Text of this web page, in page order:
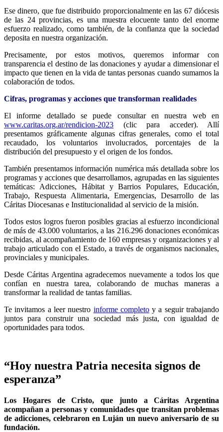
Ese dinero, que fue distribuido proporcionalmente en las 67 diócesis
de las 24 provincias, es una muestra elocuente tanto del enorme
esfuerzo realizado, como también, de la confianza que la sociedad
deposita en nuestra organización.
Precisamente, por estos motivos, queremos informar con
transparencia el destino de las donaciones y ayudar a dimensionar el
impacto que tienen en la vida de tantas personas cuando sumamos la
colaboración de todos.
Cifras, programas y acciones que transforman realidades
El informe detallado se puede consultar en nuestra web en
www.caritas.org.ar/rendicion-2023 (clic para acceder). Allí
presentamos gráficamente algunas cifras generales, como el total
recaudado, los voluntarios involucrados, porcentajes de la
distribución del presupuesto y el origen de los fondos.
También presentamos información numérica más detallada sobre los
programas y acciones que desarrollamos, agrupadas en las siguientes
temáticas: Adicciones, Hábitat y Barrios Populares, Educación,
Trabajo, Respuesta Alimentaria, Emergencias, Desarrollo de las
Cáritas Diocesanas e Institucionalidad al servicio de la misión.
Todos estos logros fueron posibles gracias al esfuerzo incondicional
de más de 43.000 voluntarios, a las 216.296 donaciones económicas
recibidas, al acompañamiento de 160 empresas y organizaciones y al
trabajo articulado con el Estado, a través de organismos nacionales,
provinciales y municipales.
Desde Cáritas Argentina agradecemos nuevamente a todos los que
confían en nuestra tarea, colaborando de muchas maneras a
transformar la realidad de tantas familias.
Te invitamos a leer nuestro informe completoy a seguir trabajando
juntos para construir una sociedad más justa, con igualdad de
oportunidades para todos.
“Hoy nuestra Patria necesita signos de
esperanza”
Los Hogares de Cristo, que junto a Cáritas Argentina
acompañan a personas y comunidades que transitan problemas
de adicciones, celebraron en Luján un nuevo aniversario de su
fundación.